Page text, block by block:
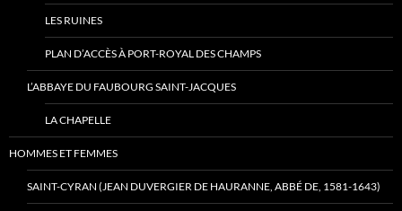
LES RUINES
PLAN D’ACCÈS À PORT-ROYAL DES CHAMPS
L’ABBAYE DU FAUBOURG SAINT-JACQUES
LA CHAPELLE
HOMMES ET FEMMES
SAINT-CYRAN (JEAN DUVERGIER DE HAURANNE, ABBÉ DE, 1581-1643)